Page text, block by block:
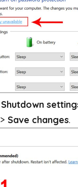
Shutdown
> Save changes.